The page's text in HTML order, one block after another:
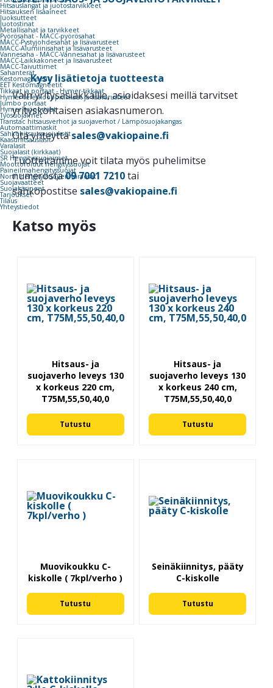
Hitsauslangat ja juotostarvikkeet
Hitsauksen lisäaineet
Juoksutteet
Juotostinat
Metallisahat ja tarvikkeet
Pyörösahat - MACC-pyörösahat
MACC-Pystyjohdesahat ja lisävarusteet
MACC-Alumiinisahat ja lisävarusteet
Vannesaha - MACC-Vannesahat ja lisävarusteet
MACC-Laikkakoneet ja lisävarusteet
MACC-Taivuttimet
Sahanterät
Kestomagneetit
EET Kestomagneetit
Tikkaat ja portaat - Hymer-tikkaat
Hymer teleskooppitikkaat ja lisävarusteet
Jumbo portaat
Hymer työportaat
Työsuojaimet
Transtac hitsausverhot ja suojaverhot / Lämpösuojakangas
Automaattimaskit
Sähköhitsaussuojukset
Kaasuhitsauslasit
Varalasit
Suojalasit (kirkkaat)
SR Hengityssuojaimet
Moottoroidut hengityssuojat
Paineilmahengityssuojat
North hengityssuojien varaosat
Suojavaatteet
Suojakäsineet
Tarjoukset
Tilaus
Yhteystiedot
Kysy lisätietoja tuotteesta
Vain yritysasiakkaille, asioidaksesi meillä tarvitset
yrityskohtaisen asiakasnumeron.
Ota yhteyttäsales@vakiopaine.fi
Tuotteitamme voit tilata myös puhelimitse
numerosta09 7001 7210tai
sähköpostitse sales@vakiopaine.fi
Katso myös
Hitsaus- ja
suojaverho leveys 130
x korkeus 220 cm,
T75M,55,50,40,0
Tutustu
Hitsaus- ja
suojaverho leveys 130
x korkeus 240 cm,
T75M,55,50,40,0
Tutustu
Muovikoukku C-
kiskolle ( 7kpl/verho )
Tutustu
Seinäkiinnitys, pääty
C-kiskolle
Tutustu